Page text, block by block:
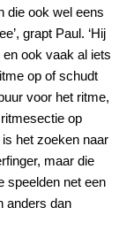
die ook wel eens
grapt Paul. ‘Hij
ook vaak al iets
op of schudt
voor het ritme,
op
het zoeken naar
maar die
speelden net een
anders dan